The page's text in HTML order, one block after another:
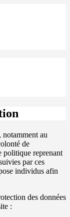
au
de
politique reprenant
par ces
individus afin
des données
: